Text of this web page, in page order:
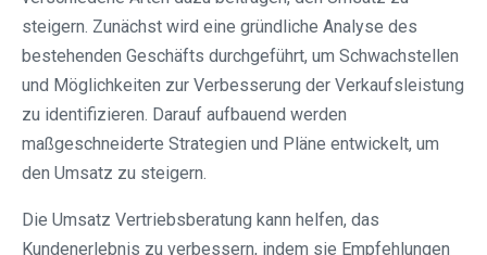
steigern. Zunächst wird eine gründliche Analyse des
bestehenden Geschäfts durchgeführt, um Schwachstellen
und Möglichkeiten zur Verbesserung der Verkaufsleistung
zu identifizieren. Darauf aufbauend werden
maßgeschneiderte Strategien und Pläne entwickelt, um
den Umsatz zu steigern.
Die Umsatz Vertriebsberatung kann helfen, das
Kundenerlebnis zu verbessern, indem sie Empfehlungen